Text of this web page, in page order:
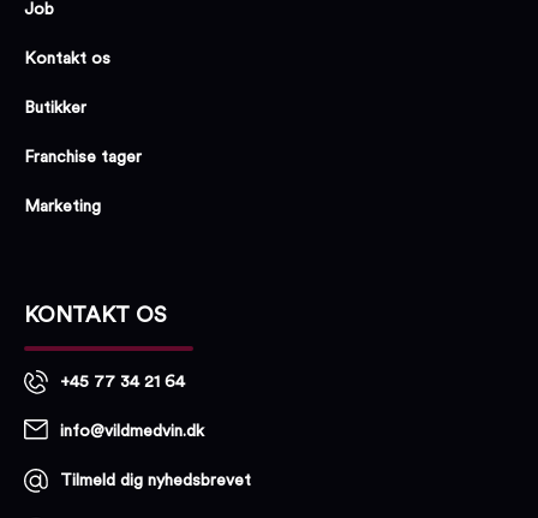
Job
Kontakt os
Butikker
Franchise tager
Marketing
KONTAKT OS
+45 77 34 21 64
info@vildmedvin.dk
Tilmeld dig nyhedsbrevet